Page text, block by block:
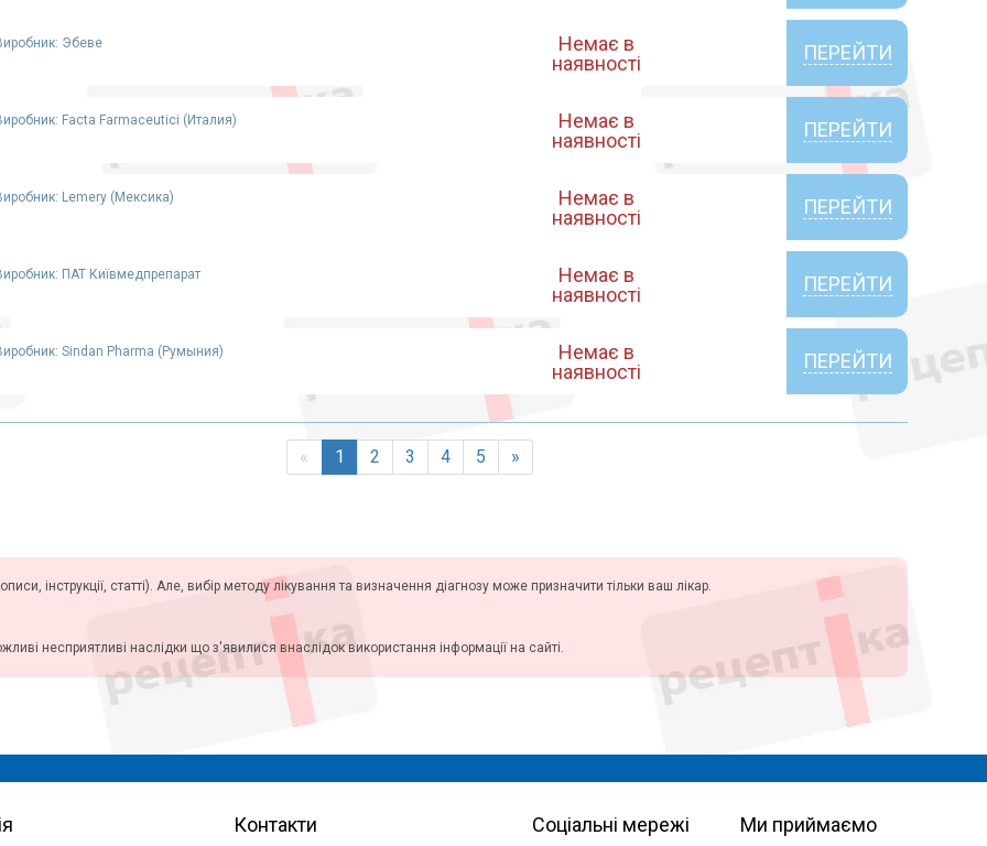
Эбеве
Немає в
наявності
ПЕРЕЙТИ
Facta Farmaceutici (Италия)
Немає в
наявності
ПЕРЕЙТИ
Lemery (Мексика)
Немає в
наявності
ПЕРЕЙТИ
ПАТ Київмедпрепарат
Немає в
наявності
ПЕРЕЙТИ
Sindan Pharma (Румыния)
Немає в
наявності
ПЕРЕЙТИ
« 1 2 3 4 5 »
інструкції, статті). Але, вибір методу лікування та визначення діагнозу може призначити тільки ваш лікар.
несприятливі наслідки що з'явилися внаслідок використання інформації на сайті.
Контакти Соціальні мережі Ми приймаємо